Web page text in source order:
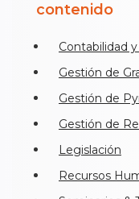
contenido
Contabilidad
Gestión de
Gestión de
Gestión de
Legislación
Recursos